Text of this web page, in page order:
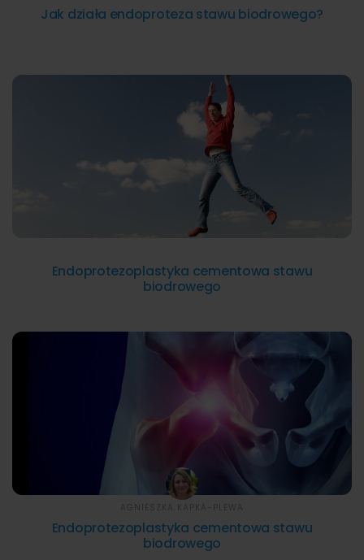
Jak działa endoproteza stawu biodrowego?
Endoprotezoplastyka cementowa stawu
biodrowego
Endoprotezoplastyka cementowa stawu
biodrowego